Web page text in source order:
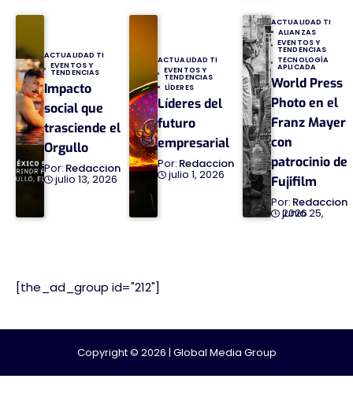
ACTUALIDAD TI
EVENTOS Y
TENDENCIAS
Impacto
social que
trasciende el
Orgullo
Redaccion
julio 13, 2026
ACTUALIDAD TI
EVENTOS Y
TENDENCIAS
LÍDERES
Líderes del
futuro
empresarial
Redaccion
julio 1, 2026
ACTUALIDAD TI
ALIANZAS
EVENTOS Y
TENDENCIAS
TECNOLOGÍA
APLICADA
World Press
Photo en el
Franz Mayer
con
patrocinio de
Fujifilm
Redaccion
junio 25, 2026
[the_ad_group id="212"]